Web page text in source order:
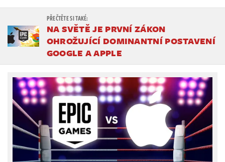
NA SVĚTĚ JE PRVNÍ ZÁKON
OHROŽUJÍCÍ DOMINANTNÍ POSTAVENÍ
GOOGLE A APPLE